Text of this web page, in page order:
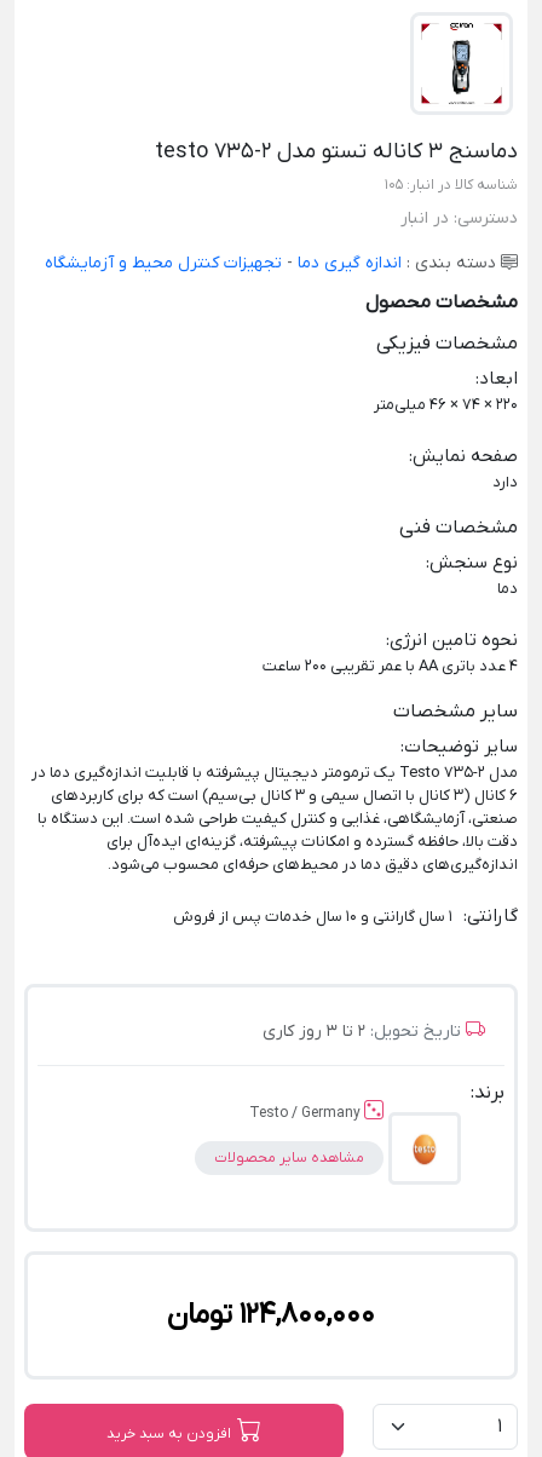
دماسنج 3 کاناله تستو مدل testo 735-2
شناسه کالا در انبار: 105
دسترسی: در انبار
دسته بندی : اندازه گیری دما - تجهیزات کنترل محیط و آزمایشگاه
مشخصات محصول
مشخصات فیزیکی
ابعاد:
220 × 74 × 46 میلی‌متر
صفحه نمایش:
دارد
مشخصات فنی
نوع سنجش:
دما
نحوه تامین انرژی:
4 عدد باتری AA با عمر تقریبی 200 ساعت
سایر مشخصات
سایر توضیحات:
مدل Testo 735-2 یک ترمومتر دیجیتال پیشرفته با قابلیت اندازه‌گیری دما در
۶ کانال (۳ کانال با اتصال سیمی و ۳ کانال بی‌سیم) است که برای کاربردهای
صنعتی، آزمایشگاهی، غذایی و کنترل کیفیت طراحی شده است. این دستگاه با
دقت بالا، حافظه گسترده و امکانات پیشرفته، گزینه‌ای ایده‌آل برای
اندازه‌گیری‌های دقیق دما در محیط‌های حرفه‌ای محسوب می‌شود.
گارانتی: 1 سال گارانتی و 10 سال خدمات پس از فروش
تاریخ تحویل: 2 تا 3 روز کاری
برند:
Testo / Germany
مشاهده سایر محصولات
124,800,000 تومان
افزودن به سبد خرید